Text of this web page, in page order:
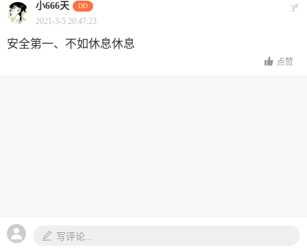
小666天 DD 3#
2021-3-5 20:47:23
安全第一、不如休息休息
点赞
写评论...